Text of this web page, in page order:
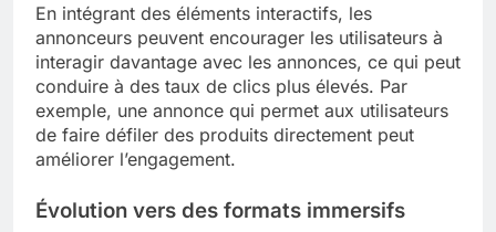
En intégrant des éléments interactifs, les
annonceurs peuvent encourager les utilisateurs à
interagir davantage avec les annonces, ce qui peut
conduire à des taux de clics plus élevés. Par
exemple, une annonce qui permet aux utilisateurs
de faire défiler des produits directement peut
améliorer l’engagement.
Évolution vers des formats immersifs